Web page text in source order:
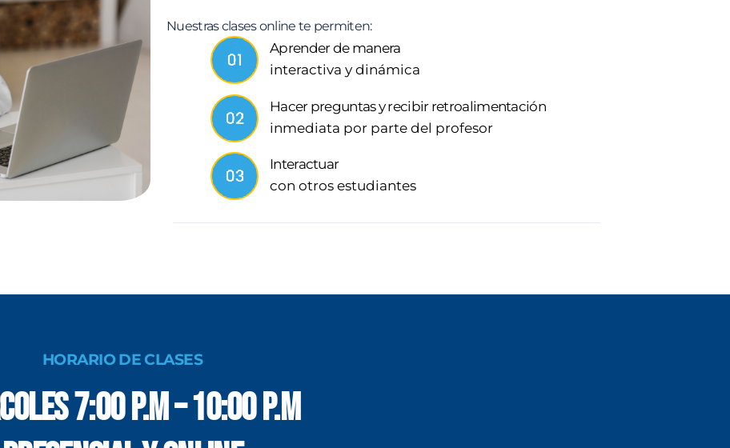
Nuestras clases online te permiten:
Aprender de manera
interactiva y dinámica
Hacer preguntas y recibir retroalimentación
inmediata por parte del profesor
Interactuar
con otros estudiantes
HORARIO DE CLASES
7:00 p.m – 10:00 p.m